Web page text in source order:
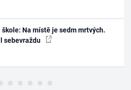
Na místě je sedm mrtvých.
sebevraždu